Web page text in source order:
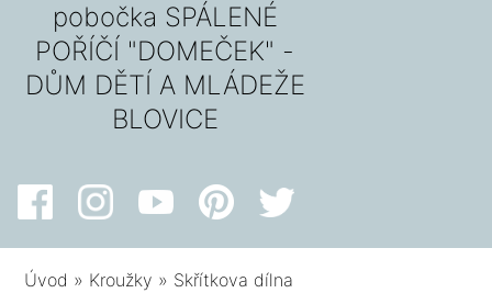
pobočka SPÁLENÉ
POŘÍČÍ "DOMEČEK" -
DŮM DĚTÍ A MLÁDEŽE
BLOVICE
Úvod » Kroužky » Skřítkova dílna